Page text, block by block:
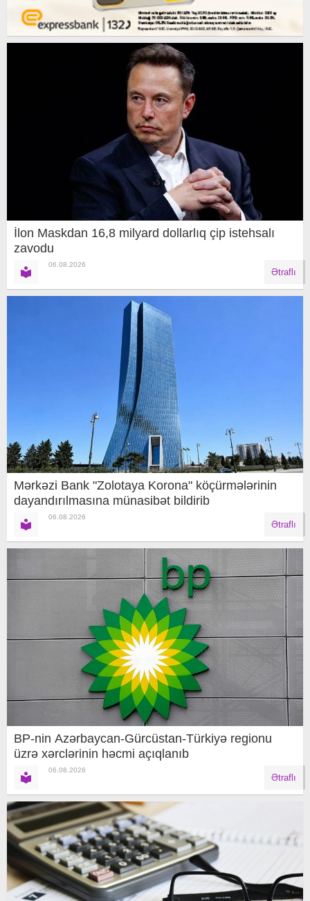
İlon Maskdan 16,8 milyard dollarlıq çip istehsalı
zavodu
06.08.2026
Ətraflı
Mərkəzi Bank "Zolotaya Korona" köçürmələrinin
dayandırılmasına münasibət bildirib
06.08.2026
Ətraflı
BP-nin Azərbaycan-Gürcüstan-Türkiyə regionu
üzrə xərclərinin həcmi açıqlanıb
06.08.2026
Ətraflı